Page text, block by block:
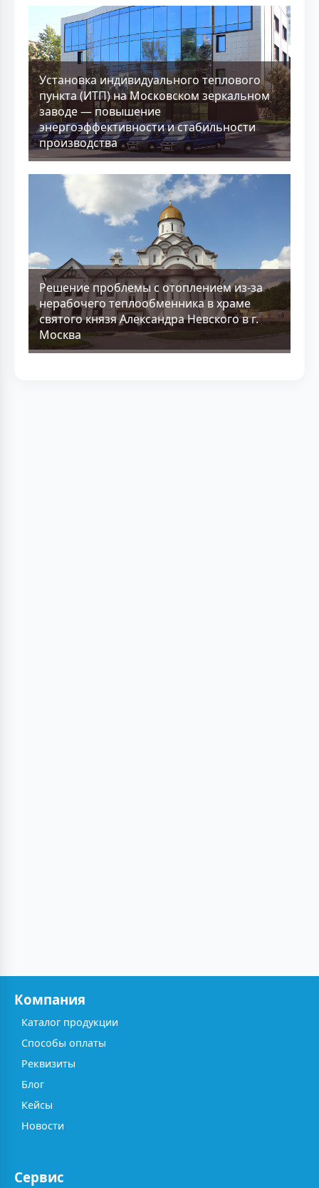
Установка индивидуального теплового
пункта (ИТП) на Московском зеркальном
заводе — повышение
энергоэффективности и стабильности
производства
Решение проблемы с отоплением из-за
нерабочего теплообменника в храме
святого князя Александра Невского в г.
Москва
Компания
Каталог продукции
Способы оплаты
Реквизиты
Блог
Кейсы
Новости
Сервис